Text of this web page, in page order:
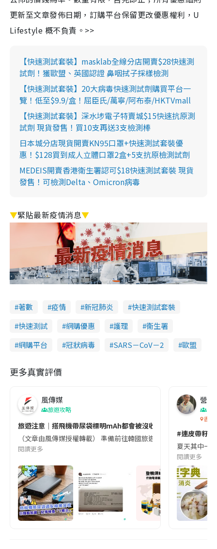
更新至文章發佈日期，訂購平台保留更改優惠權利，U
Lifestyle 概不負責。>>
【快速測試套裝】masklab全線分店開賣$28快速測
試劑！獲歐盟、英國認證 鼻咽拭子採樣檢測
【快速測試套裝】20大病毒快速測試劑購買平台一
覽！低至$9.9/盒！屈臣氏/萬寧/阿布泰/HKTVmall
【快速測試套裝】深水埗電子特賣城$15快速抗原測
試劑 現貨發售！買10支再送3支檢測棒
日本城分店現貨開賣KN95口罩+快速測試套裝優
惠！$128買到成人立體口罩2盒+5支抗原檢測試劑
MEDEIS開賣香港衛生署認可$18快速測試套裝 現貨
發售！可檢測Delta、Omicron病毒
▼緊貼最新疫情消息▼
著數 疫情 新冠肺炎
快速測試套裝
快速測試
網購優惠 護理
衞生署
網購平台
冠狀病毒 SARS－CoV－2 歐盟
更多真實評價
風傳媒
旅遊攻略
旅遊注意｜搭飛機帶尿袋標明mAh都會被沒收😱出發前切記檢查
（文章由風傳媒授權轉載） 準備前往韓國旅遊的民眾，近期要
閱讀更多
營養
香港
#連皮帶籽
夏天其中一
閱讀更多